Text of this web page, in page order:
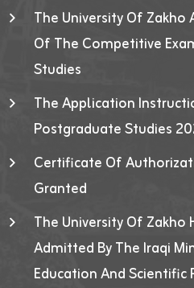
The University Of Zakho
Of The Competitive
Studies
The Application
Postgraduate Studies
Certificate Of
Granted
The University Of
Admitted By The Iraqi
Education And Scientific